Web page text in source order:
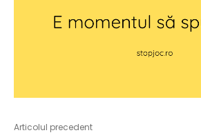
Articolul precedent